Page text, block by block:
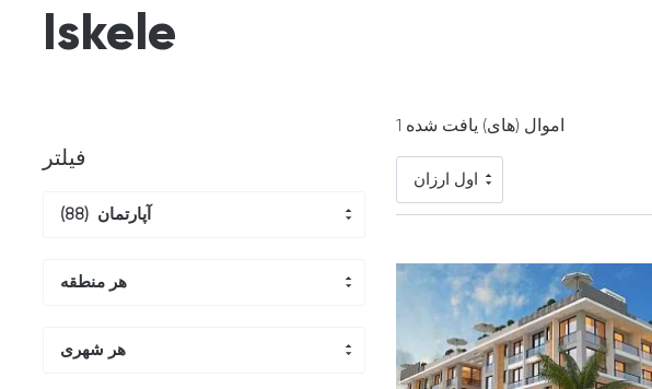
Iskele
فیلتر
آپارتمان (88)
هر منطقه
هر شهری
1 اموال (های) یافت شده
اول ارزان